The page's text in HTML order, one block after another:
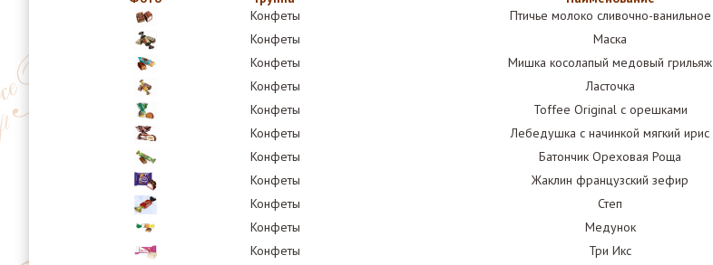
Конфеты
Птичье молоко сливочно-ванильное
Конфеты
Маска
Конфеты
Мишка косолапый медовый грильяж
Конфеты
Ласточка
Конфеты
Toffee Original с орешками
Конфеты
Лебедушка с начинкой мягкий ирис
Конфеты
Батончик Ореховая Роща
Конфеты
Жаклин французский зефир
Конфеты
Степ
Конфеты
Медунок
Конфеты
Три Икс